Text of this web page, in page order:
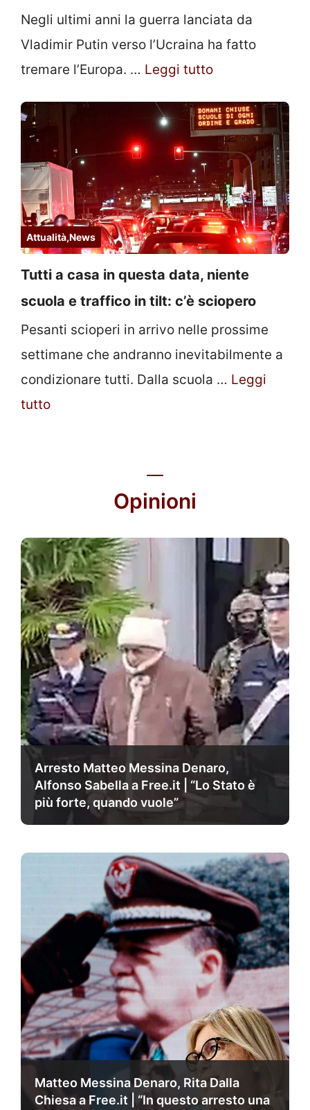
Negli ultimi anni la guerra lanciata da
Vladimir Putin verso l’Ucraina ha fatto
tremare l’Europa. … Leggi tutto
Attualità,News
Tutti a casa in questa data, niente
scuola e traffico in tilt: c’è sciopero
Pesanti scioperi in arrivo nelle prossime
settimane che andranno inevitabilmente a
condizionare tutti. Dalla scuola … Leggi
tutto
Opinioni
Arresto Matteo Messina Denaro,
Alfonso Sabella a Free.it | “Lo Stato è
più forte, quando vuole”
Matteo Messina Denaro, Rita Dalla
Chiesa a Free.it | “In questo arresto una